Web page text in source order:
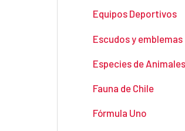
Equipos Deportivos
Escudos y emblemas
Especies de Animales
Fauna de Chile
Fórmula Uno